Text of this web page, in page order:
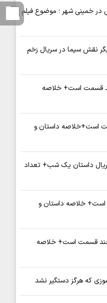
در خمینی شهر ؛ موضوع فیلم
نقش سیما در سریال زخم
قسمت است+ خلاصه
است+خلاصه داستان و
داستان یک شب+ تعداد
خلاصه داستان و
قسمت است+ خلاصه
که هرگز دستگیر نشد